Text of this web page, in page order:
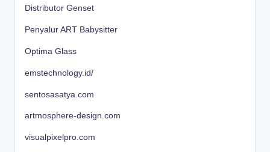
Distributor Genset
Penyalur ART Babysitter
Optima Glass
emstechnology.id/
sentosasatya.com
artmosphere-design.com
visualpixelpro.com